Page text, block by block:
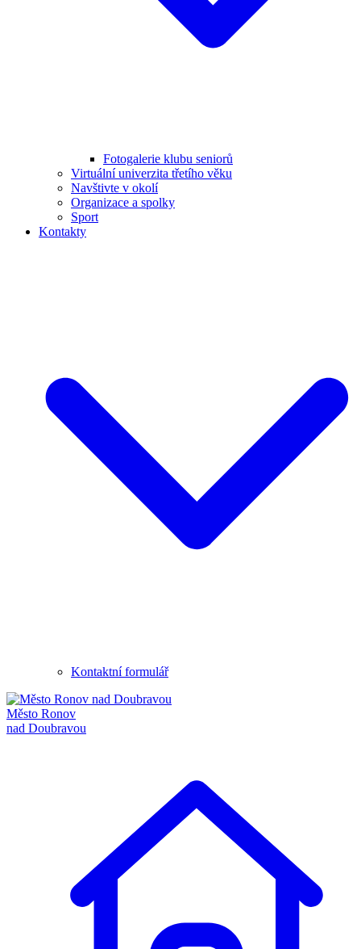
Fotogalerie klubu seniorů
Virtuální univerzita třetího věku
Navštivte v okolí
Organizace a spolky
Sport
Kontakty
Kontaktní formulář
Město Ronov
nad Doubravou